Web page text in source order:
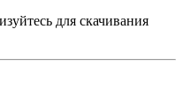
для скачивания